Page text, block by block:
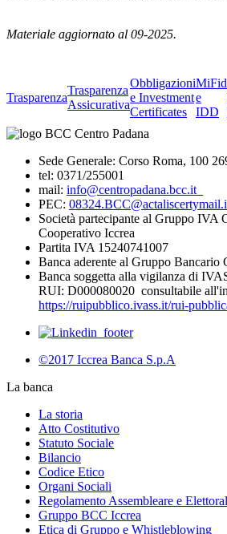
Materiale aggiornato al 09-2025.
Trasparenza
Trasparenza
Assicurativa
Obbligazioni
e Investment
Certificates
MiFid
e
IDD
Sede Generale: Corso Roma, 100
tel: 0371/255001
mail: info@centropadana.bcc.it
PEC:
Società partecipante al Gruppo IVA
Cooperativo Iccrea
Partita IVA 15240741007
Banca aderente al Gruppo Bancario
Banca soggetta alla vigilanza di
RUI: D000080020 consultabile
https://ruipubblico.ivass.it/rui-
©2017 Iccrea Banca S.p.A
La banca
La storia
Atto Costitutivo
Statuto Sociale
Bilancio
Codice Etico
Organi Sociali
Regolamento Assembleare e
Gruppo BCC Iccrea
Etica di Gruppo e Whistleblowing